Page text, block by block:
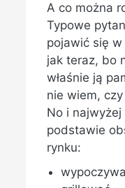
A co można
Typowe
pojawić się
jak teraz, bo
właśnie ją
nie wiem,
No i
podstawie
rynku: